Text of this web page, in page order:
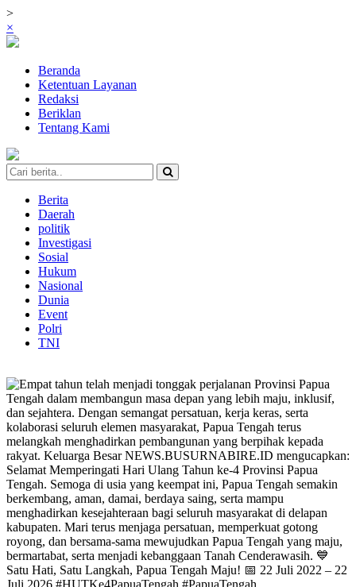
>
×
Beranda
Ketentuan Layanan
Redaksi
Beriklan
Tentang Kami
Berita
Daerah
politik
Investigasi
Sosial
Hukum
Nasional
Dunia
Event
Polri
TNI